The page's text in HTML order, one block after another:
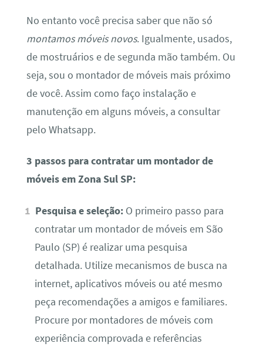
No entanto você precisa saber que não só
montamos móveis novos. Igualmente, usados,
de mostruários e de segunda mão também. Ou
seja, sou o montador de móveis mais próximo
de você. Assim como faço instalação e
manutenção em alguns móveis, a consultar
pelo Whatsapp.
3 passos para contratar um montador de
móveis em Zona Sul SP:
Pesquisa e seleção: O primeiro passo para
contratar um montador de móveis em São
Paulo (SP) é realizar uma pesquisa
detalhada. Utilize mecanismos de busca na
internet, aplicativos móveis ou até mesmo
peça recomendações a amigos e familiares.
Procure por montadores de móveis com
experiência comprovada e referências